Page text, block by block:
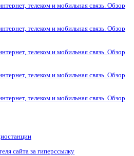
телеком и мобильная связь. Обзор
телеком и мобильная связь. Обзор
телеком и мобильная связь. Обзор
телеком и мобильная связь. Обзор
телеком и мобильная связь. Обзор
сайта за гиперссылку